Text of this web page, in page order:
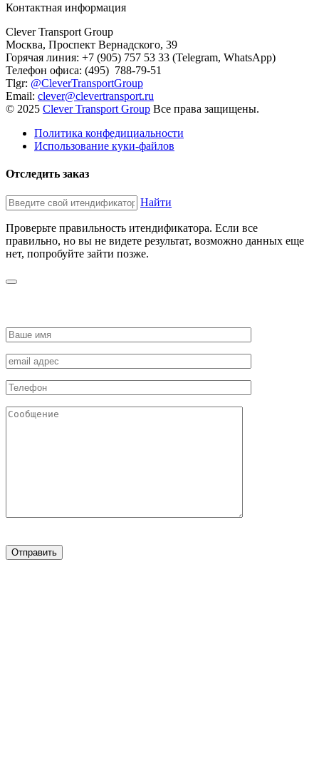
Контактная информация
Clever Transport Group
Москва, Проспект Вернадского, 39
Горячая линия: +7 (905) 757 53 33 (Telegram, WhatsApp)
Телефон офиса: (495) 788-79-51
Tlgr: @CleverTransportGroup
Email: clever@clevertransport.ru
© 2025 Clever Transport Group Все права защищены.
Политика конфедициальности
Использование куки-файлов
Отследить заказ
Найти
Проверьте правильность итендификатора. Если все
правильно, но вы не видете результат, возможно данных еще
нет, попробуйте зайти позже.